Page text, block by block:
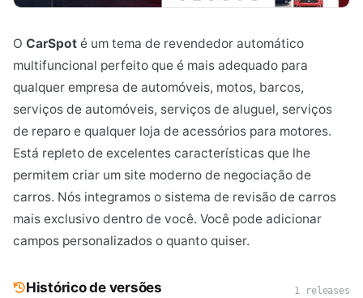
O CarSpot é um tema de revendedor automático
multifuncional perfeito que é mais adequado para
qualquer empresa de automóveis, motos, barcos,
serviços de automóveis, serviços de aluguel, serviços
de reparo e qualquer loja de acessórios para motores.
Está repleto de excelentes características que lhe
permitem criar um site moderno de negociação de
carros. Nós integramos o sistema de revisão de carros
mais exclusivo dentro de você. Você pode adicionar
campos personalizados o quanto quiser.
Histórico de versões 1 releases